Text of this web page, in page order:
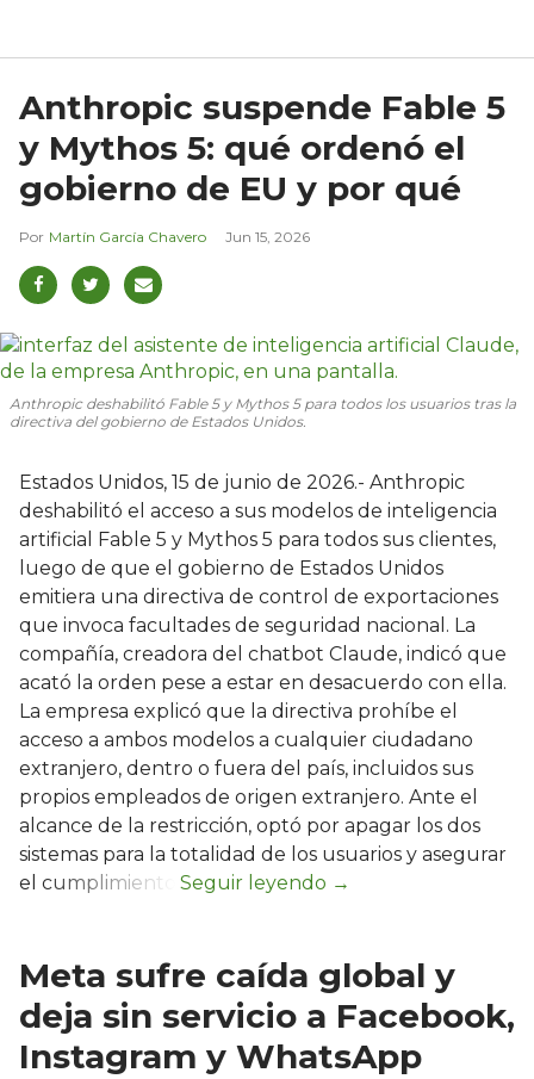
Anthropic suspende Fable 5
y Mythos 5: qué ordenó el
gobierno de EU y por qué
Martín García Chavero Jun 15, 2026
Anthropic deshabilitó Fable 5 y Mythos 5 para todos los usuarios tras la
directiva del gobierno de Estados Unidos.
Estados Unidos, 15 de junio de 2026.- Anthropic
deshabilitó el acceso a sus modelos de inteligencia
artificial Fable 5 y Mythos 5 para todos sus clientes,
luego de que el gobierno de Estados Unidos
emitiera una directiva de control de exportaciones
que invoca facultades de seguridad nacional. La
compañía, creadora del chatbot Claude, indicó que
acató la orden pese a estar en desacuerdo con ella.
La empresa explicó que la directiva prohíbe el
acceso a ambos modelos a cualquier ciudadano
extranjero, dentro o fuera del país, incluidos sus
propios empleados de origen extranjero. Ante el
alcance de la restricción, optó por apagar los dos
sistemas para la totalidad de los usuarios y asegurar
el cumplimiento.
Meta sufre caída global y
deja sin servicio a Facebook,
Instagram y WhatsApp